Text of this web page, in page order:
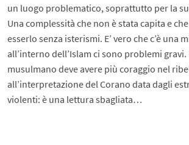
un luogo problematico, soprattutto per la
Una complessità che non è stata capita e
esserlo senza isterismi. E’ vero che c’è una
all’interno dell’Islam ci sono problemi
musulmano deve avere più coraggio nel
all’interpretazione del Corano data dagli
violenti: è una lettura sbagliata…